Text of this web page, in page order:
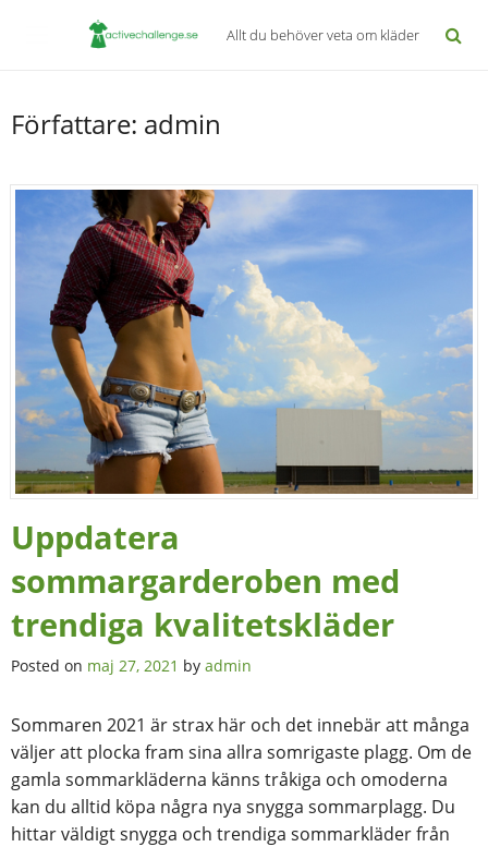
Allt du behöver veta om kläder
Författare: admin
Uppdatera
sommargarderoben med
trendiga kvalitetskläder
Posted on maj 27, 2021 by admin
Sommaren 2021 är strax här och det innebär att många
väljer att plocka fram sina allra somrigaste plagg. Om de
gamla sommarkläderna känns tråkiga och omoderna
kan du alltid köpa några nya snygga sommarplagg. Du
hittar väldigt snygga och trendiga sommarkläder från